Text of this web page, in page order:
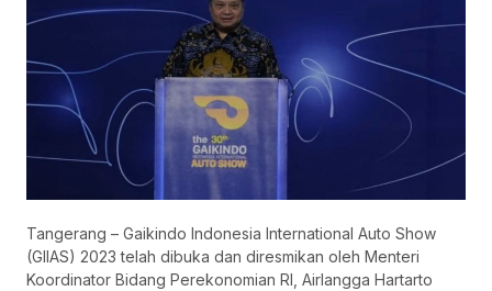
Tangerang – Gaikindo Indonesia International Auto Show
(GIIAS) 2023 telah dibuka dan diresmikan oleh Menteri
Koordinator Bidang Perekonomian RI, Airlangga Hartarto